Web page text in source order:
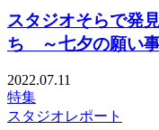
スタジオそらで発
ち ～七夕の願い
2022.07.11
特集
スタジオレポート